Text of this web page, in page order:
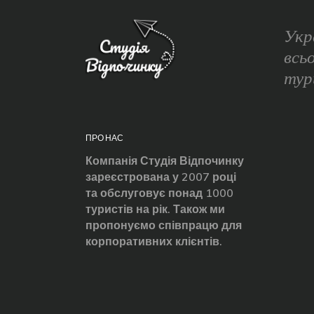
ПРО НАС
Компанія Студія Відпочинку
зареєстрована у 2007 році
та обслуговує понад 1000
туристів на рік. Також ми
пропонуємо співпрацю для
корпоративних клієнтів.